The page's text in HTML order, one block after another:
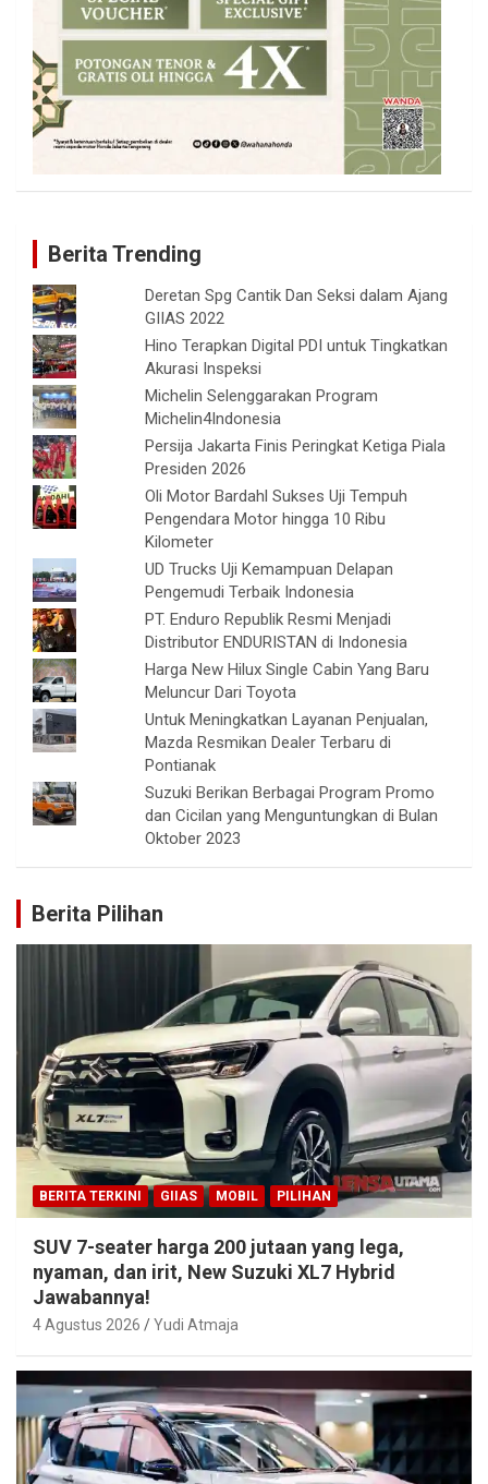
Berita Trending
Deretan Spg Cantik Dan Seksi dalam Ajang
GIIAS 2022
Hino Terapkan Digital PDI untuk Tingkatkan
Akurasi Inspeksi
Michelin Selenggarakan Program
Michelin4Indonesia
Persija Jakarta Finis Peringkat Ketiga Piala
Presiden 2026
Oli Motor Bardahl Sukses Uji Tempuh
Pengendara Motor hingga 10 Ribu
Kilometer
UD Trucks Uji Kemampuan Delapan
Pengemudi Terbaik Indonesia
PT. Enduro Republik Resmi Menjadi
Distributor ENDURISTAN di Indonesia
Harga New Hilux Single Cabin Yang Baru
Meluncur Dari Toyota
Untuk Meningkatkan Layanan Penjualan,
Mazda Resmikan Dealer Terbaru di
Pontianak
Suzuki Berikan Berbagai Program Promo
dan Cicilan yang Menguntungkan di Bulan
Oktober 2023
Berita Pilihan
BERITA TERKINI GIIAS MOBIL PILIHAN
SUV 7-seater harga 200 jutaan yang lega,
nyaman, dan irit, New Suzuki XL7 Hybrid
Jawabannya!
4 Agustus 2026 Yudi Atmaja